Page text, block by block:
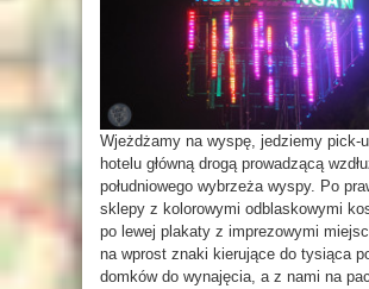
Wjeżdżamy na wyspę, jedziemy pick-
hotelu główną drogą prowadzącą
południowego wybrzeża wyspy. Po
sklepy z kolorowymi odblaskowymi
po lewej plakaty z imprezowymi
na wprost znaki kierujące do tysiąca
domków do wynajęcia, a z nami na